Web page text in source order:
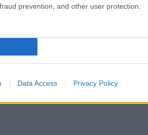
prevention, and other user protection.
Data Access Privacy Policy